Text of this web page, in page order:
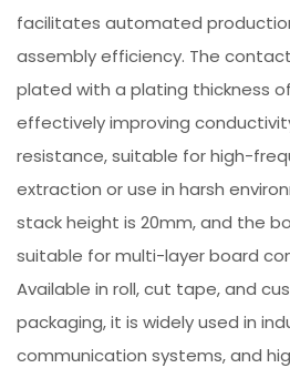
facilitates automated
assembly efficiency. The
plated with a plating thickness
effectively improving
resistance, suitable for high-
extraction or use in harsh
stack height is 20mm, and the
suitable for multi-layer board
Available in roll, cut tape, and
packaging, it is widely used in
communication systems, and